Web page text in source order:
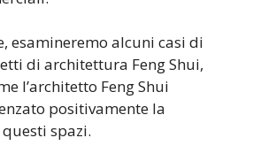
esamineremo alcuni casi di
di architettura Feng Shui,
l’architetto Feng Shui
positivamente la
spazi.